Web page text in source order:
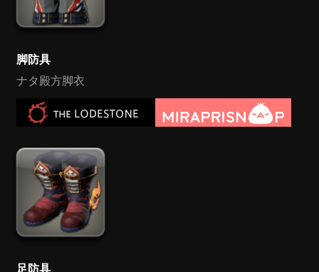
脚防具
ナタ殿方脚衣
足防具